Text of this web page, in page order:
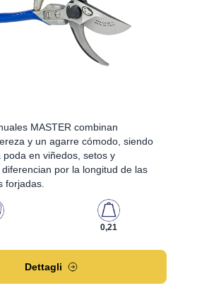
MASTER combinan
y un agarre cómodo, siendo
poda en viñedos, setos y
por la longitud de las
forjadas.
0,21
Dettagli